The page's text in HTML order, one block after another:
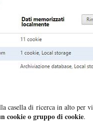
casella di ricerca in alto per
cookie o gruppo di cookie.